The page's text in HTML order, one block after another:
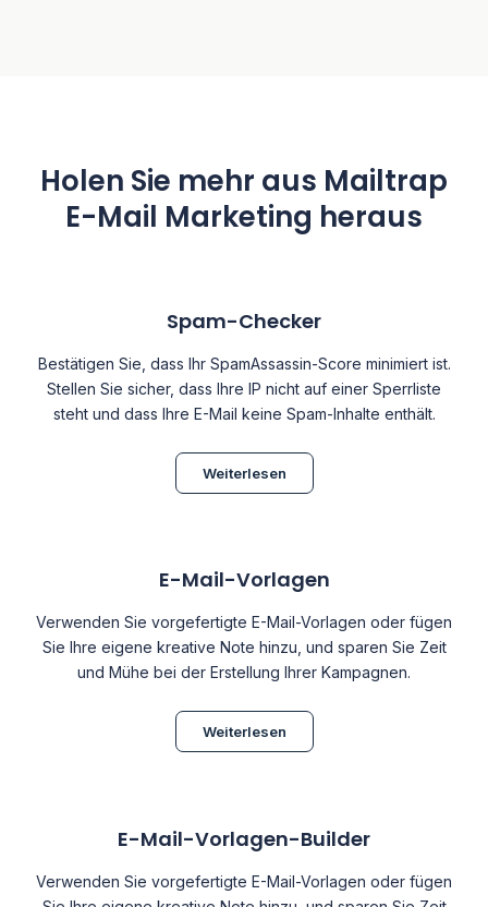
Holen Sie mehr aus Mailtrap
E-Mail Marketing heraus
Spam-Checker
Bestätigen Sie, dass Ihr SpamAssassin-Score minimiert ist.
Stellen Sie sicher, dass Ihre IP nicht auf einer Sperrliste
steht und dass Ihre E-Mail keine Spam-Inhalte enthält.
Weiterlesen
E-Mail-Vorlagen
Verwenden Sie vorgefertigte E-Mail-Vorlagen oder fügen
Sie Ihre eigene kreative Note hinzu, und sparen Sie Zeit
und Mühe bei der Erstellung Ihrer Kampagnen.
Weiterlesen
E-Mail-Vorlagen-Builder
Verwenden Sie vorgefertigte E-Mail-Vorlagen oder fügen